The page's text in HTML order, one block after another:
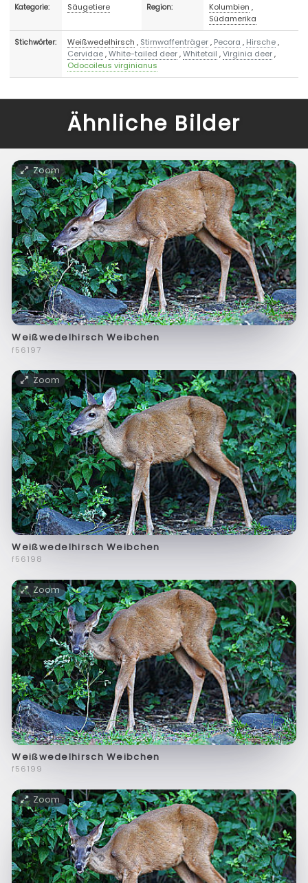
Kategorie: Säugetiere Region: Kolumbien ,
Südamerika
Stichwörter: Weißwedelhirsch , Stirnwaffenträger, Pecora , Hirsche,
Cervidae,White-tailed deer,Whitetail ,Virginia deer,
Odocoileus virginianus
Ähnliche Bilder
Zoom
Weißwedelhirsch Weibchen
f56197
Zoom
Weißwedelhirsch Weibchen
f56198
Zoom
Weißwedelhirsch Weibchen
f56199
Zoom